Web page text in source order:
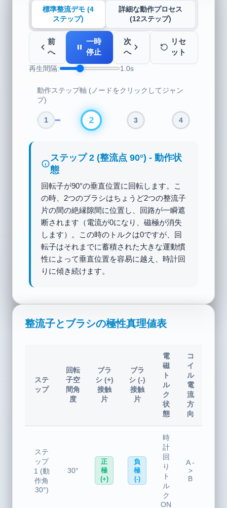
標準整流デモ (4
ステップ)
詳細な動作プロセス
(12ステップ)
前
へ
一時
停止
次
へ
リセ
ット
再生間隔: 1.0s
動作ステップ軸 (ノードをクリックしてジャン
プ)
1 2 3 4
ステップ 3 (整流角 210°) - 動作状
態
回転子が垂直点を越えて210°に達します。
左のブラシ（+）が整流子Bに接触し始め、
右のブラシ（-）が整流子Aに接触し始めま
す。巻線内の電流の方向が物理的に反転し
ます！これにより、回転子の上部（B側）
がS極になり、下部（A側）がN極になりま
す。固定子磁石の引き合いにより、回転子
は時計回りのトルクを発生し続けます。
整流子とブラシの極性真理値表
ステ
ップ
回転
子空
間角
度
ブラ
シ (+)
接触
片
ブラ
シ (-)
接触
片
電
磁
ト
ル
ク
状
態
コ
イ
ル
電
流
方
向
ステ
ップ
1 (動
作角
30°)
30°
正
極
(+)
負
極
(-)
時
計
回
り
ト
ル
ク
ON
A -
>
B